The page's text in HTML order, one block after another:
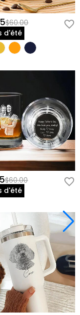
$60.00
d'été
$60.00
d'été